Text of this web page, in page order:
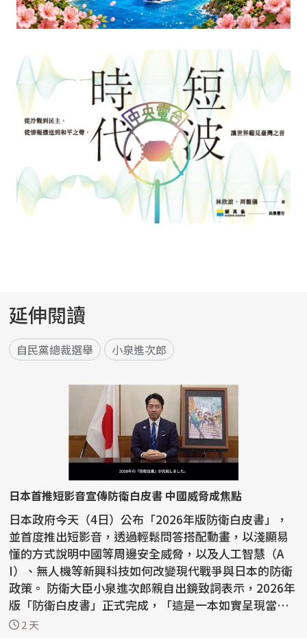
延伸閱讀
自民黨總裁選舉 小泉進次郎
日本首推短影音宣傳防衛白皮書 中國威脅成焦點
日本政府今天（4日）公布「2026年版防衛白皮書」，
並首度推出短影音，透過輕鬆問答搭配動畫，以淺顯易
懂的方式說明中國等周邊安全威脅，以及人工智慧（A
I）、無人機等新興科技如何改變現代戰爭與日本的防衛
政策。 防衛大臣小泉進次郎親自出鏡致詞表示，2026年
版「防衛白皮書」正式完成，「這是一本如實呈現當前
安全保...
2 天